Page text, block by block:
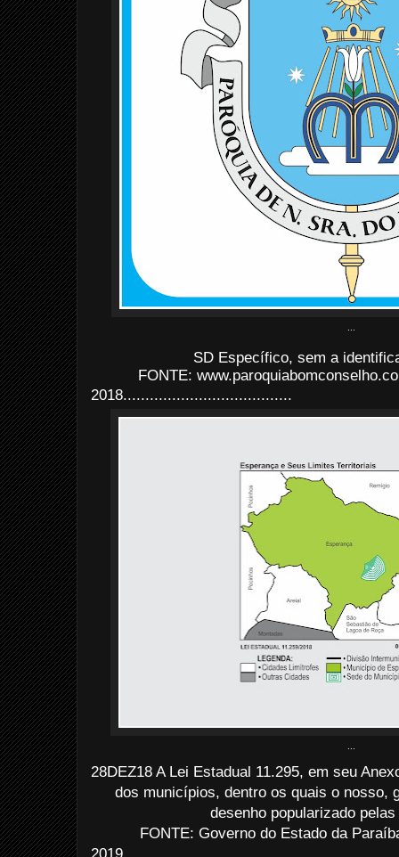
SD Específico, sem a
FONTE:
2018......................................
28DEZ18 A Lei Estadual 11.295, em seu
dos municípios, dentro os quais o nosso,
desenho popularizado
FONTE: Governo do Estado da